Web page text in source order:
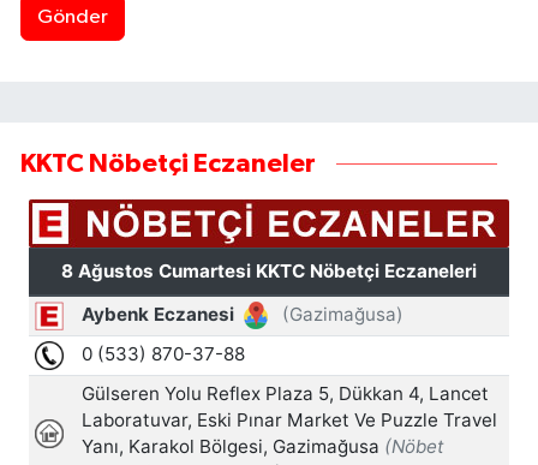
Gönder
KKTC Nöbetçi Eczaneler